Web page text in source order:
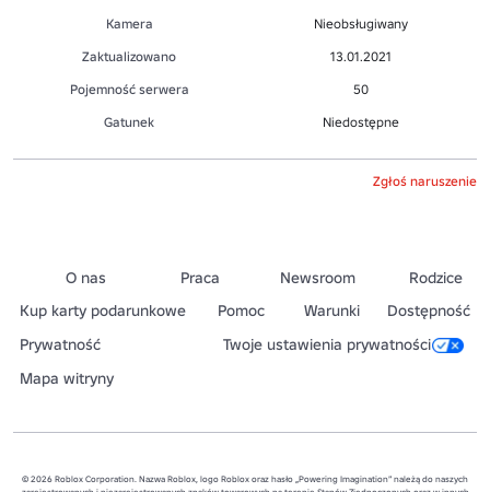
Kamera
Nieobsługiwany
Zaktualizowano
13.01.2021
Pojemność serwera
50
Gatunek
Niedostępne
Zgłoś naruszenie
O nas Praca Newsroom
Rodzice
Kup karty podarunkowe
Pomoc Warunki
Dostępność
Prywatność
Twoje ustawienia prywatności
Mapa witryny
© 2026 Roblox Corporation. Nazwa Roblox, logo Roblox oraz hasło „Powering Imagination” należą do naszych